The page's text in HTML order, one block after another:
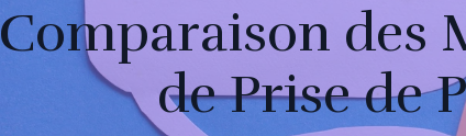
Comparaison des
de Prise de